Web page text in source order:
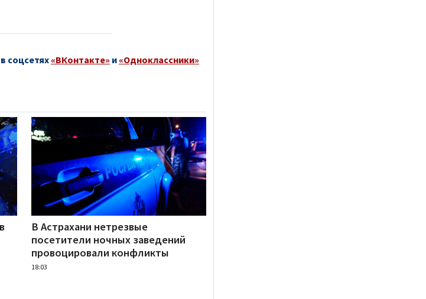
соцсетях«ВКонтакте» и «Одноклассники»
В Астрахани нетрезвые
посетители ночных заведений
провоцировали конфликты
18:03